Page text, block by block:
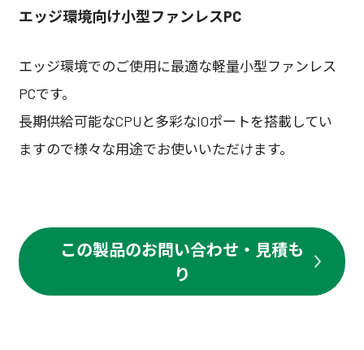
エッジ環境向け小型ファンレスPC
エッジ環境でのご使用に最適な軽量小型ファンレス
PCです。
長期供給可能なCPUと多彩なIOポートを搭載してい
ますので様々な用途でお使いいただけます。
この製品のお問い合わせ・見積も
り